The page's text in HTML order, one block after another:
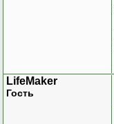
LifeMaker
Гость